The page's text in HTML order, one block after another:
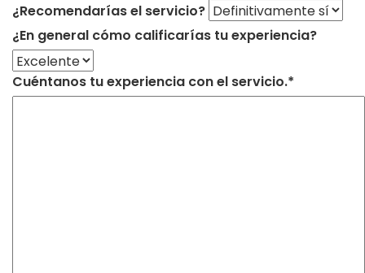
¿Recomendarías el servicio?
¿En general cómo calificarías tu experiencia?
Cuéntanos tu experiencia con el servicio.*